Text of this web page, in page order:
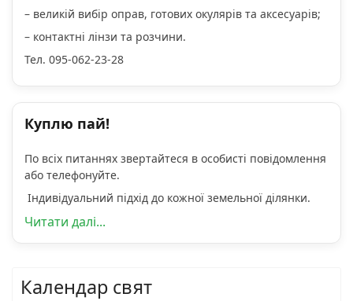
– великій вибір оправ, готових окулярів та аксесуарів;
– контактні лінзи та розчини.
Тел. 095-062-23-28
Куплю пай!
По всіх питаннях звертайтеся в особисті повідомлення
або телефонуйте.
Індивідуальний підхід до кожної земельної ділянки.
Читати далі...
Календар свят